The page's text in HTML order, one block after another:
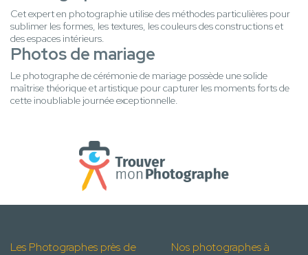
Cet expert en photographie utilise des méthodes particulières pour
sublimer les formes, les textures, les couleurs des constructions et
des espaces intérieurs.
Photos de mariage
Le photographe de cérémonie de mariage possède une solide
maîtrise théorique et artistique pour capturer les moments forts de
cette inoubliable journée exceptionnelle.
Les Photographes près de
Nos photographes à